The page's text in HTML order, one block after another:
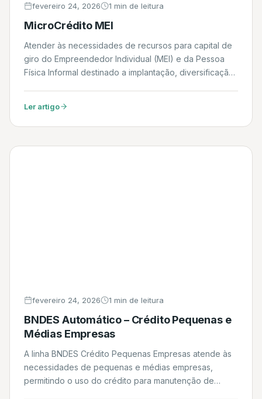
fevereiro 24, 2026 1 min de leitura
MicroCrédito MEI
Atender às necessidades de recursos para capital de
giro do Empreendedor Individual (MEI) e da Pessoa
Física Informal destinado a implantação, diversificação,
Ler artigo
fevereiro 24, 2026 1 min de leitura
BNDES Automático – Crédito Pequenas e
Médias Empresas
A linha BNDES Crédito Pequenas Empresas atende às
necessidades de pequenas e médias empresas,
permitindo o uso do crédito para manutenção de